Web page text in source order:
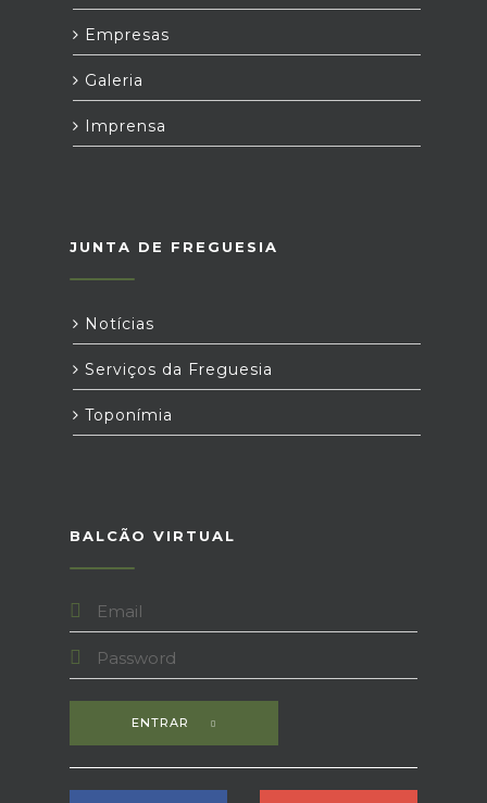
Empresas
Galeria
Imprensa
JUNTA DE FREGUESIA
Notícias
Serviços da Freguesia
Toponímia
BALCÃO VIRTUAL
ENTRAR